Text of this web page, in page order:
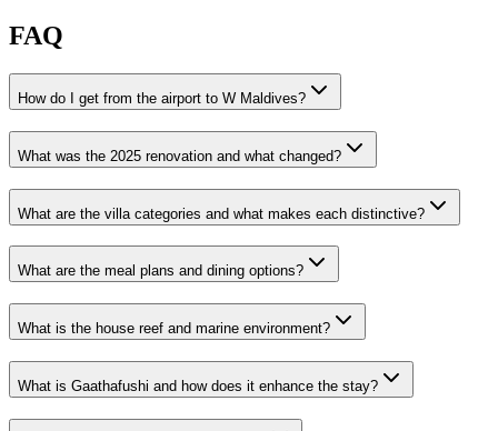
FAQ
How do I get from the airport to W Maldives?
What was the 2025 renovation and what changed?
What are the villa categories and what makes each distinctive?
What are the meal plans and dining options?
What is the house reef and marine environment?
What is Gaathafushi and how does it enhance the stay?